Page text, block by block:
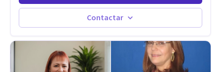
Estableciendo metas a corto y largo plazo, es vital para la
vida de cada uno tener su propia vision.
Contactar